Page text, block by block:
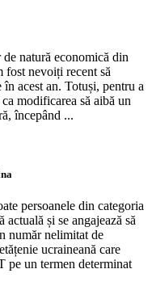
natură economică din
fost nevoiți recent să
acest an. Totuși, pentru a
modificarea să aibă un
începând ...
persoanele din categoria
și se angajează să
număr nelimitat de
ucraineană care
pe un termen determinat